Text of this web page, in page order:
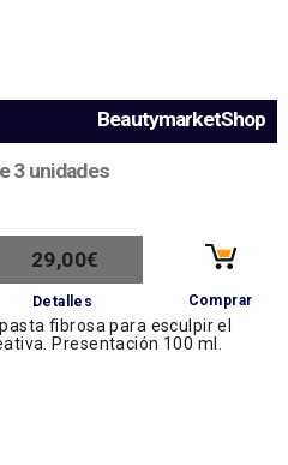
BeautymarketShop
3 unidades
29,00€
Detalles Comprar
fibrosa para esculpir el
Presentación 100 ml.